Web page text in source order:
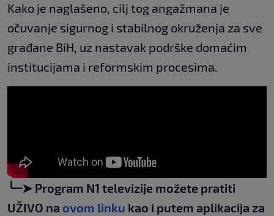
Kako je naglašeno, cilj tog angažmana je
očuvanje sigurnog i stabilnog okruženja za sve
građane BiH, uz nastavak podrške domaćim
institucijama i reformskim procesima.
╰┈➤ Program N1 televizije možete pratiti
UŽIVO na ovom linku kao i putem aplikacija za